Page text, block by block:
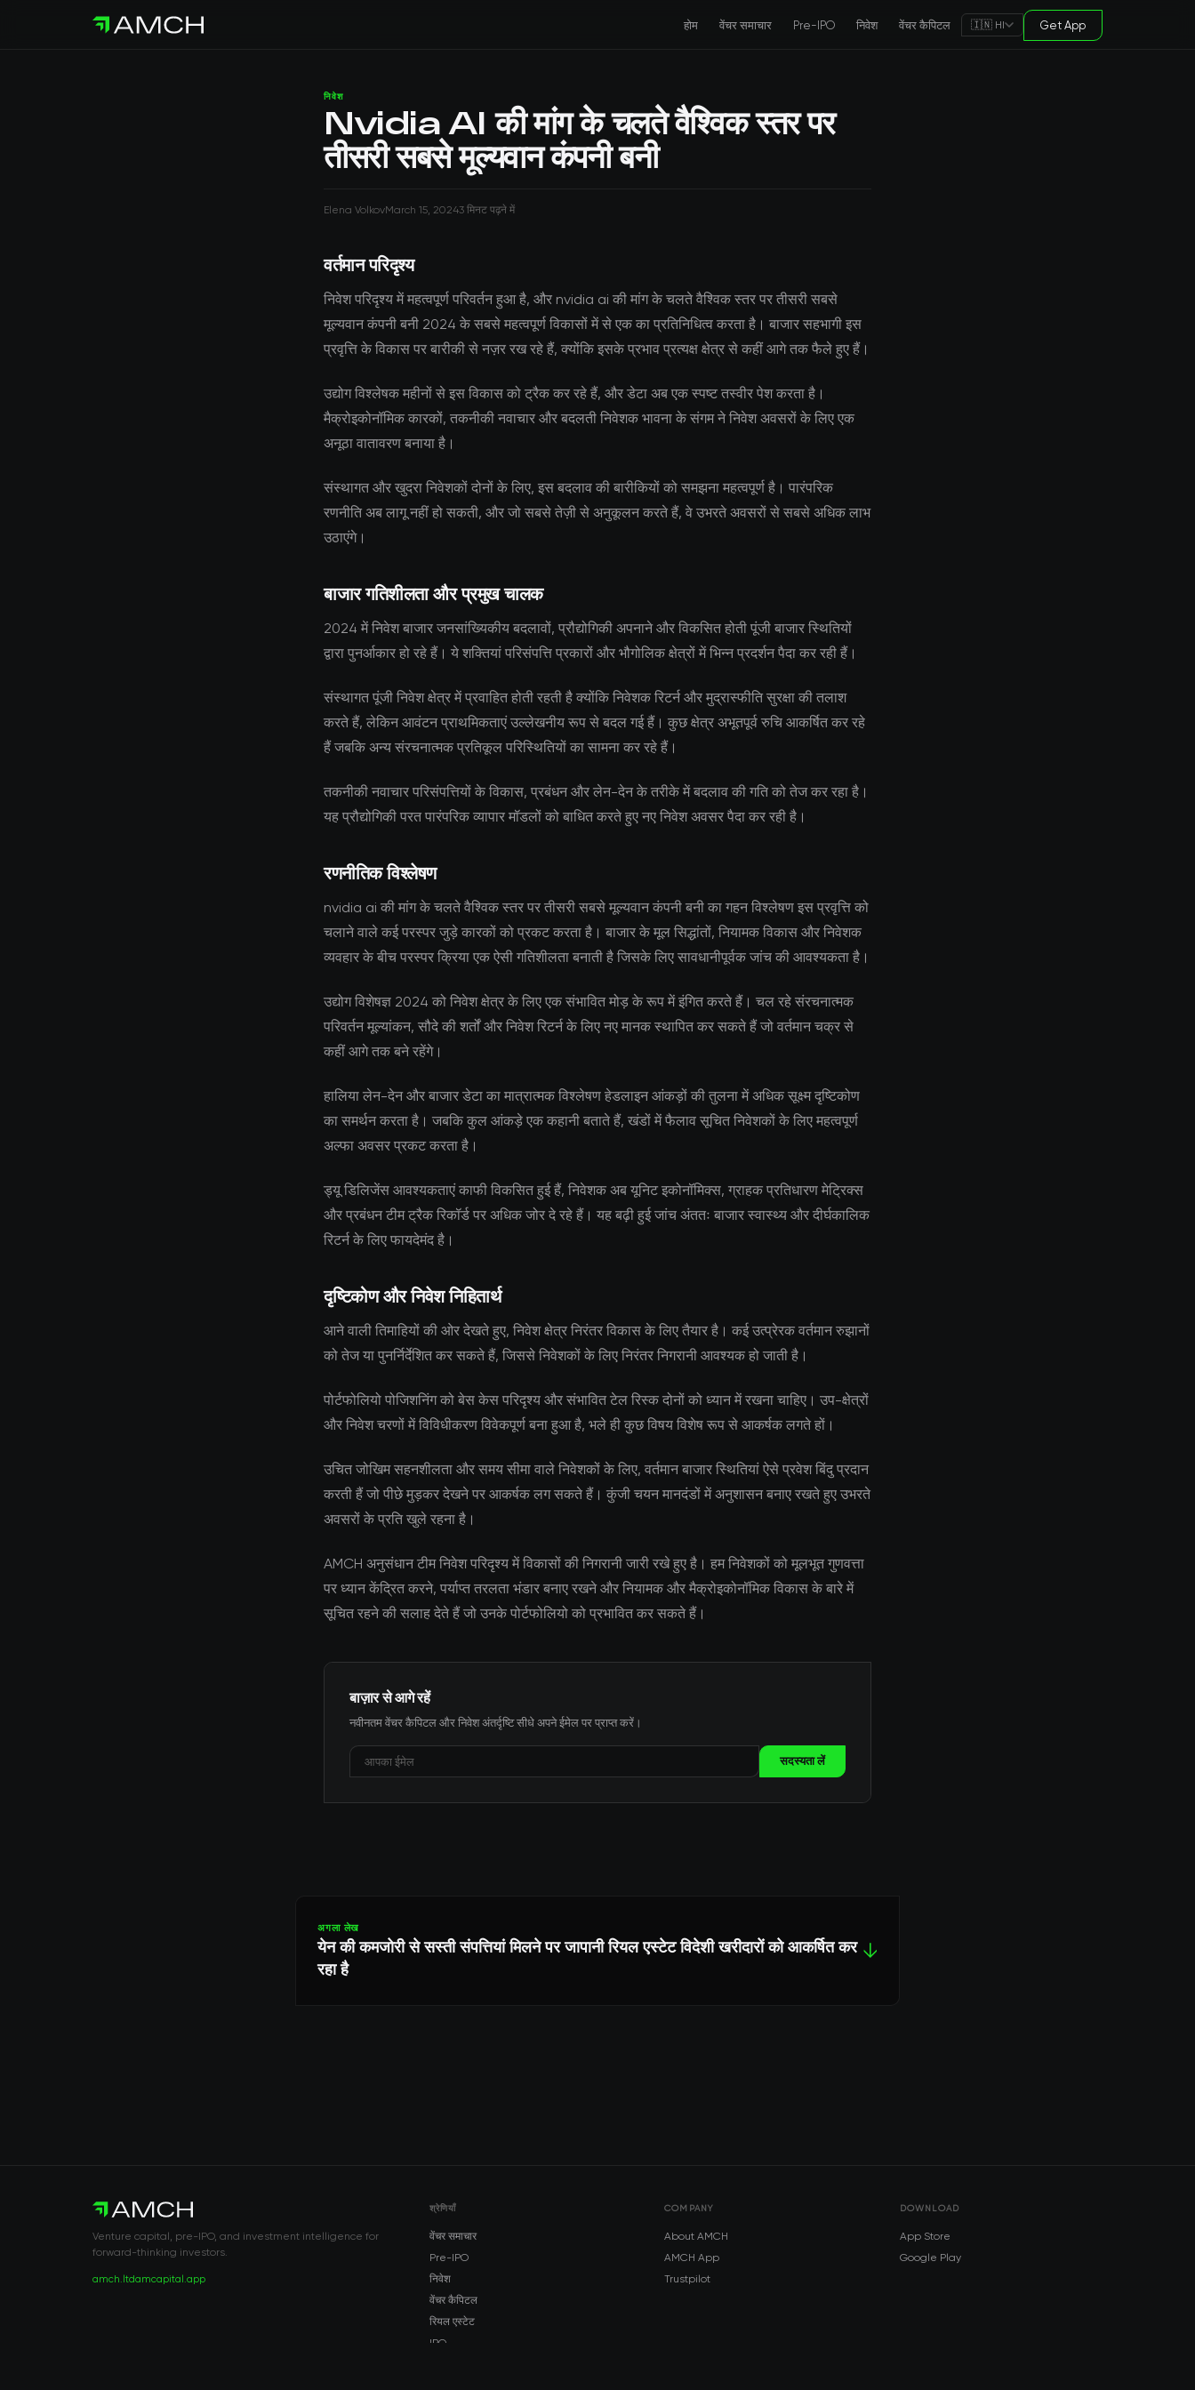
होम वेंचर समाचार Pre-IPO निवेश वेंचर कैपिटल 🇮🇳 HI Get App
निवेश
Nvidia AI की मांग के चलते वैश्विक स्तर पर
तीसरी सबसे मूल्यवान कंपनी बनी
Elena VolkovMarch 15, 20243 मिनट पढ़ने में
वर्तमान परिदृश्य
निवेश परिदृश्य में महत्वपूर्ण परिवर्तन हुआ है, और nvidia ai की मांग के चलते वैश्विक स्तर पर तीसरी सबसे
मूल्यवान कंपनी बनी 2024 के सबसे महत्वपूर्ण विकासों में से एक का प्रतिनिधित्व करता है। बाजार सहभागी इस
प्रवृत्ति के विकास पर बारीकी से नज़र रख रहे हैं, क्योंकि इसके प्रभाव प्रत्यक्ष क्षेत्र से कहीं आगे तक फैले हुए हैं।
उद्योग विश्लेषक महीनों से इस विकास को ट्रैक कर रहे हैं, और डेटा अब एक स्पष्ट तस्वीर पेश करता है।
मैक्रोइकोनॉमिक कारकों, तकनीकी नवाचार और बदलती निवेशक भावना के संगम ने निवेश अवसरों के लिए एक
अनूठा वातावरण बनाया है।
संस्थागत और खुदरा निवेशकों दोनों के लिए, इस बदलाव की बारीकियों को समझना महत्वपूर्ण है। पारंपरिक
रणनीति अब लागू नहीं हो सकती, और जो सबसे तेज़ी से अनुकूलन करते हैं, वे उभरते अवसरों से सबसे अधिक लाभ
उठाएंगे।
बाजार गतिशीलता और प्रमुख चालक
2024 में निवेश बाजार जनसांख्यिकीय बदलावों, प्रौद्योगिकी अपनाने और विकसित होती पूंजी बाजार स्थितियों
द्वारा पुनर्आकार हो रहे हैं। ये शक्तियां परिसंपत्ति प्रकारों और भौगोलिक क्षेत्रों में भिन्न प्रदर्शन पैदा कर रही हैं।
संस्थागत पूंजी निवेश क्षेत्र में प्रवाहित होती रहती है क्योंकि निवेशक रिटर्न और मुद्रास्फीति सुरक्षा की तलाश
करते हैं, लेकिन आवंटन प्राथमिकताएं उल्लेखनीय रूप से बदल गई हैं। कुछ क्षेत्र अभूतपूर्व रुचि आकर्षित कर रहे
हैं जबकि अन्य संरचनात्मक प्रतिकूल परिस्थितियों का सामना कर रहे हैं।
तकनीकी नवाचार परिसंपत्तियों के विकास, प्रबंधन और लेन-देन के तरीके में बदलाव की गति को तेज कर रहा है।
यह प्रौद्योगिकी परत पारंपरिक व्यापार मॉडलों को बाधित करते हुए नए निवेश अवसर पैदा कर रही है।
रणनीतिक विश्लेषण
nvidia ai की मांग के चलते वैश्विक स्तर पर तीसरी सबसे मूल्यवान कंपनी बनी का गहन विश्लेषण इस प्रवृत्ति को
चलाने वाले कई परस्पर जुड़े कारकों को प्रकट करता है। बाजार के मूल सिद्धांतों, नियामक विकास और निवेशक
व्यवहार के बीच परस्पर क्रिया एक ऐसी गतिशीलता बनाती है जिसके लिए सावधानीपूर्वक जांच की आवश्यकता है।
उद्योग विशेषज्ञ 2024 को निवेश क्षेत्र के लिए एक संभावित मोड़ के रूप में इंगित करते हैं। चल रहे संरचनात्मक
परिवर्तन मूल्यांकन, सौदे की शर्तों और निवेश रिटर्न के लिए नए मानक स्थापित कर सकते हैं जो वर्तमान चक्र से
कहीं आगे तक बने रहेंगे।
हालिया लेन-देन और बाजार डेटा का मात्रात्मक विश्लेषण हेडलाइन आंकड़ों की तुलना में अधिक सूक्ष्म दृष्टिकोण
का समर्थन करता है। जबकि कुल आंकड़े एक कहानी बताते हैं, खंडों में फैलाव सूचित निवेशकों के लिए महत्वपूर्ण
अल्फा अवसर प्रकट करता है।
ड्यू डिलिजेंस आवश्यकताएं काफी विकसित हुई हैं, निवेशक अब यूनिट इकोनॉमिक्स, ग्राहक प्रतिधारण मेट्रिक्स
और प्रबंधन टीम ट्रैक रिकॉर्ड पर अधिक जोर दे रहे हैं। यह बढ़ी हुई जांच अंततः बाजार स्वास्थ्य और दीर्घकालिक
रिटर्न के लिए फायदेमंद है।
दृष्टिकोण और निवेश निहितार्थ
आने वाली तिमाहियों की ओर देखते हुए, निवेश क्षेत्र निरंतर विकास के लिए तैयार है। कई उत्प्रेरक वर्तमान रुझानों
को तेज या पुनर्निर्देशित कर सकते हैं, जिससे निवेशकों के लिए निरंतर निगरानी आवश्यक हो जाती है।
पोर्टफोलियो पोजिशनिंग को बेस केस परिदृश्य और संभावित टेल रिस्क दोनों को ध्यान में रखना चाहिए। उप-क्षेत्रों
और निवेश चरणों में विविधीकरण विवेकपूर्ण बना हुआ है, भले ही कुछ विषय विशेष रूप से आकर्षक लगते हों।
उचित जोखिम सहनशीलता और समय सीमा वाले निवेशकों के लिए, वर्तमान बाजार स्थितियां ऐसे प्रवेश बिंदु प्रदान
करती हैं जो पीछे मुड़कर देखने पर आकर्षक लग सकते हैं। कुंजी चयन मानदंडों में अनुशासन बनाए रखते हुए उभरते
अवसरों के प्रति खुले रहना है।
AMCH अनुसंधान टीम निवेश परिदृश्य में विकासों की निगरानी जारी रखे हुए है। हम निवेशकों को मूलभूत गुणवत्ता
पर ध्यान केंद्रित करने, पर्याप्त तरलता भंडार बनाए रखने और नियामक और मैक्रोइकोनॉमिक विकास के बारे में
सूचित रहने की सलाह देते हैं जो उनके पोर्टफोलियो को प्रभावित कर सकते हैं।
बाज़ार से आगे रहें
नवीनतम वेंचर कैपिटल और निवेश अंतर्दृष्टि सीधे अपने ईमेल पर प्राप्त करें।
सदस्यता लें
अगला लेख
येन की कमजोरी से सस्ती संपत्तियां मिलने पर जापानी रियल एस्टेट विदेशी खरीदारों को आकर्षित कर
रहा है
↓
Venture capital, pre-IPO, and investment intelligence for
forward-thinking investors.
amch.ltdamcapital.app
श्रेणियाँ
वेंचर समाचार
Pre-IPO
निवेश
वेंचर कैपिटल
रियल एस्टेट
IPO
COMPANY
About AMCH
AMCH App
Trustpilot
DOWNLOAD
App Store
Google Play